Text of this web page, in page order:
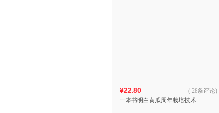
¥22.80
一本书明白黄瓜周年栽培技术
( 28条评论)